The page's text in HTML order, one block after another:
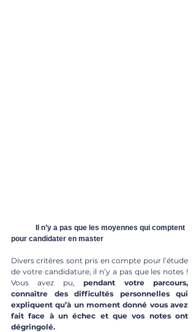
pour candidater en master
Divers critères sont pris en compte pour l’étude
de votre candidature, il n’y a pas que les notes !
Vous avez pu, pendant votre parcours,
connaître des difficultés personnelles qui
expliquent qu’à un moment donné vous avez
fait face à un échec et que vos notes ont
dégringolé.